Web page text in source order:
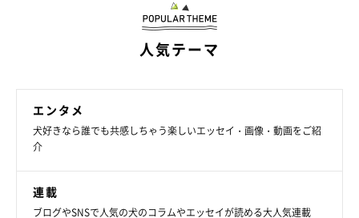
やんちゃで好奇心旺盛な性格のかわいーぬちゃん。人見知りや犬
見知りをしない、とてもフレンドリーなコだそうですが、飼い主
飼い主さん：
「散歩中もすれ違った人に挨拶しに行ってしまうため、お散歩に
ならず…。商店街など人の多い場所は歩けませんね（笑）」
人気テーマ
エンタメ
犬好きなら誰でも共感しちゃう楽しいエッセイ・画像・動画をご紹
介
連載
ブログやSNSで人気の犬のコラムやエッセイが読める大人気連載